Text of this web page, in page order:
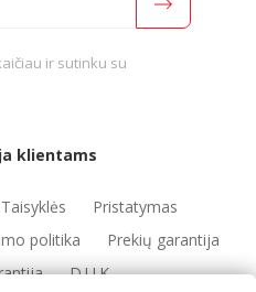
ir sutinku su
klientams
Taisyklės
Pristatymas
politika
Prekių garantija
D.U.K